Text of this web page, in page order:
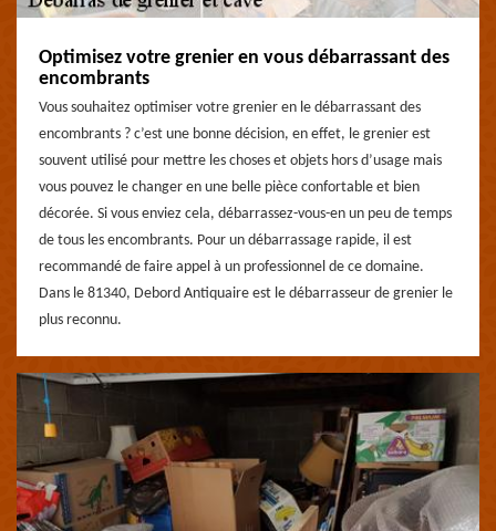
Optimisez votre grenier en vous débarrassant des
encombrants
Vous souhaitez optimiser votre grenier en le débarrassant des
encombrants ? c’est une bonne décision, en effet, le grenier est
souvent utilisé pour mettre les choses et objets hors d’usage mais
vous pouvez le changer en une belle pièce confortable et bien
décorée. Si vous enviez cela, débarrassez-vous-en un peu de temps
de tous les encombrants. Pour un débarrassage rapide, il est
recommandé de faire appel à un professionnel de ce domaine.
Dans le 81340, Debord Antiquaire est le débarrasseur de grenier le
plus reconnu.